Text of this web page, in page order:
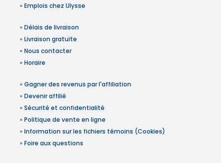
» Emplois chez Ulysse
» Délais de livraison
» Livraison gratuite
» Nous contacter
» Horaire
» Gagner des revenus par l'affiliation
» Devenir affilié
» Sécurité et confidentialité
» Politique de vente en ligne
» Information sur les fichiers témoins (Cookies)
» Foire aux questions